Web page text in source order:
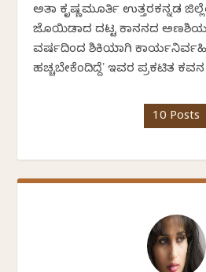
ಅಕ್ಷತಾ ಕೃಷ್ಣಮೂರ್ತಿ ಉತ್ತರಕನ್ನಡ
ಜೊಯಿಡಾದ ದಟ್ಟ ಕಾನನದ ಅಣಶಿಯ
ವರ್ಷದಿಂದ ಶಿಕ್ಷಕಿಯಾಗಿ
ಹಚ್ಚಬೇಕೆಂದಿದ್ದೆʼ ಇವರ ಪ್ರಕಟಿತ
10 Posts